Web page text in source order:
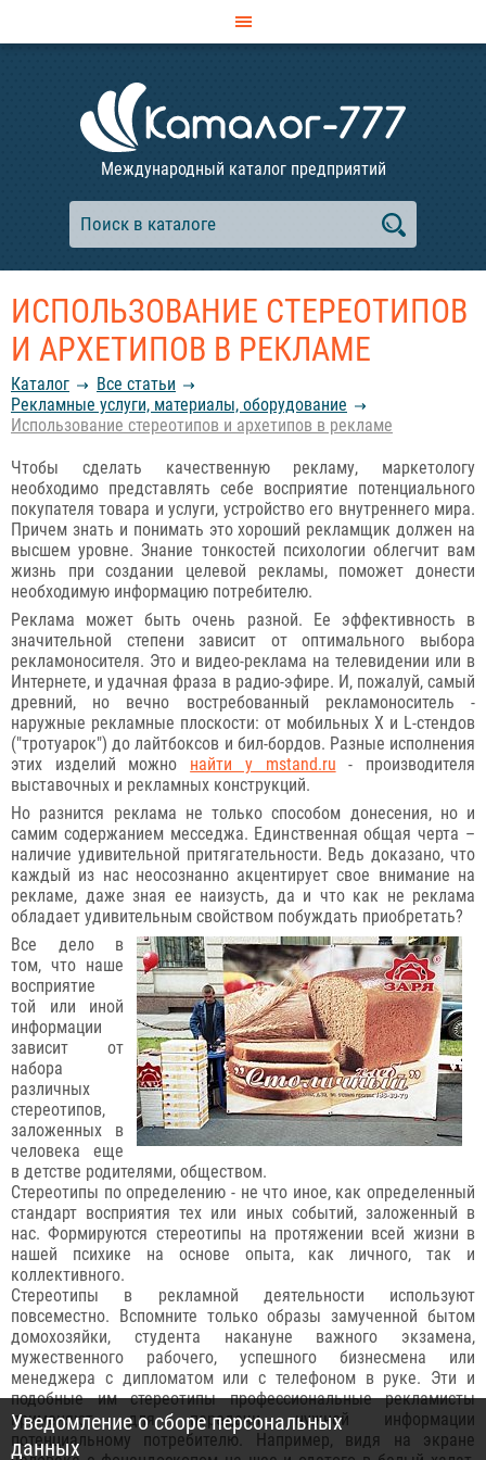
Международный каталог предприятий
ИСПОЛЬЗОВАНИЕ СТЕРЕОТИПОВ
И АРХЕТИПОВ В РЕКЛАМЕ
Каталог
Все статьи
Рекламные услуги, материалы, оборудование
Использование стереотипов и архетипов в рекламе
Чтобы сделать качественную рекламу, маркетологу
необходимо представлять себе восприятие потенциального
покупателя товара и услуги, устройство его внутреннего мира.
Причем знать и понимать это хороший рекламщик должен на
высшем уровне. Знание тонкостей психологии облегчит вам
жизнь при создании целевой рекламы, поможет донести
необходимую информацию потребителю.
Реклама может быть очень разной. Ее эффективность в
значительной степени зависит от оптимального выбора
рекламоносителя. Это и видео-реклама на телевидении или в
Интернете, и удачная фраза в радио-эфире. И, пожалуй, самый
древний, но вечно востребованный рекламоноситель -
наружные рекламные плоскости: от мобильных X и L-стендов
("тротуарок") до лайтбоксов и бил-бордов. Разные исполнения
этих изделий можно найти у mstand.ru - производителя
выставочных и рекламных конструкций.
Но разнится реклама не только способом донесения, но и
самим содержанием месседжа. Единственная общая черта –
наличие удивительной притягательности. Ведь доказано, что
каждый из нас неосознанно акцентирует свое внимание на
рекламе, даже зная ее наизусть, да и что как не реклама
обладает удивительным свойством побуждать приобретать?
Все дело в
том, что наше
восприятие
той или иной
информации
зависит от
набора
различных
стереотипов,
заложенных в
человека еще
в детстве родителями, обществом.
Стереотипы по определению - не что иное, как определенный
стандарт восприятия тех или иных событий, заложенный в
нас. Формируются стереотипы на протяжении всей жизни в
нашей психике на основе опыта, как личного, так и
коллективного.
Стереотипы в рекламной деятельности используют
повсеместно. Вспомните только образы замученной бытом
домохозяйки, студента накануне важного экзамена,
мужественного рабочего, успешного бизнесмена или
менеджера с дипломатом или с телефоном в руке. Эти и
подобные им стереотипы профессиональные рекламисты
применяют для передачи нужной информации
потенциальному потребителю. Например, видя на экране
Уведомление о сборе персональных
данных